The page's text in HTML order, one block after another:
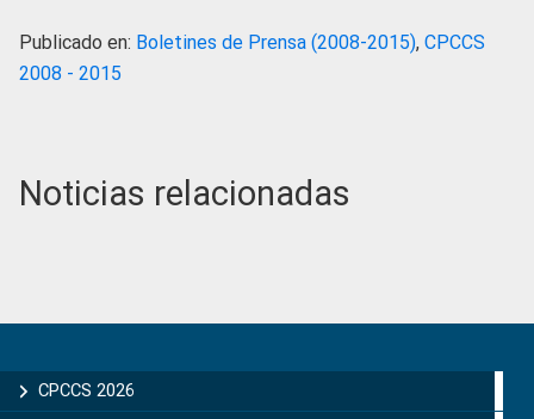
Publicado en: Boletines de Prensa (2008-2015), CPCCS
2008 - 2015
Noticias relacionadas
Sidebar
CPCCS 2026